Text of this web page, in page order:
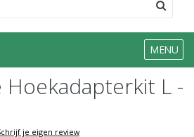
MENU
Hoekadapterkit L -
je eigen review